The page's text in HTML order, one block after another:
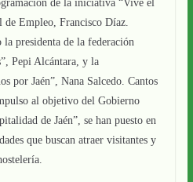
de la iniciativa “Vive el
de Empleo, Francisco Díaz.
la presidenta de la federación
Pepi Alcántara, y la
por Jaén”, Nana Salcedo. Cantos
al objetivo del Gobierno
de Jaén”, se han puesto en
que buscan atraer visitantes y